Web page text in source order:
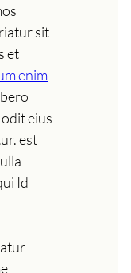
sit
et
enim
eius
est
Id